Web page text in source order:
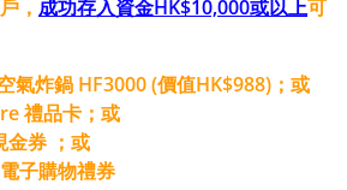
， 成功存入資金HK$10,000或以上可
炸鍋 HF3000 (價值HK$988)；或
禮品卡；或
金券 ；或
子購物禮券